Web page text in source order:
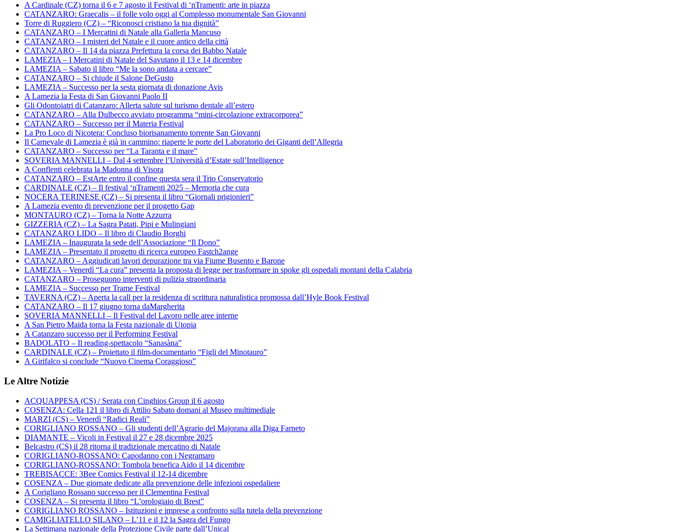
A Cardinale (CZ) torna il 6 e 7 agosto il Festival di ‘nTramenti: arte in piazza
CATANZARO: Graecalis – il folle volo oggi al Complesso monumentale San Giovanni
Torre di Ruggiero (CZ) – “Riconosci cristiano la tua dignità”
CATANZARO – I Mercatini di Natale alla Galleria Mancuso
CATANZARO – I misteri del Natale e il cuore antico della città
CATANZARO – Il 14 da piazza Prefettura la corsa dei Babbo Natale
LAMEZIA – I Mercatini di Natale del Savutano il 13 e 14 dicembre
LAMEZIA – Sabato il libro “Me la sono andata a cercare”
CATANZARO – Si chiude il Salone DeGusto
LAMEZIA – Successo per la sesta giornata di donazione Avis
A Lamezia la Festa di San Giovanni Paolo II
Gli Odontoiatri di Catanzaro: Allerta salute sul turismo dentale all’estero
CATANZARO – Alla Dulbecco avviato programma “mini-circolazione extracorporea”
CATANZARO – Successo per il Materia Festival
La Pro Loco di Nicotera: Concluso biorisanamento torrente San Giovanni
Il Carnevale di Lamezia è già in cammino: riaperte le porte del Laboratorio dei Giganti dell’Allegria
CATANZARO – Successo per “La Taranta e il mare”
SOVERIA MANNELLI – Dal 4 settembre l’Università d’Estate sull’Intelligence
A Conflenti celebrata la Madonna di Visora
CATANZARO – EstArte entro il confine questa sera il Trio Conservatorio
CARDINALE (CZ) – Il festival ‘nTramenti 2025 – Memoria che cura
NOCERA TERINESE (CZ) – Si presenta il libro “Giornali prigionieri”
A Lamezia evento di prevenzione per il progetto Gap
MONTAURO (CZ) – Torna la Notte Azzurra
GIZZERIA (CZ) – La Sagra Patati, Pipi e Mulingiani
CATANZARO LIDO – Il libro di Claudio Borghi
LAMEZIA – Inaugurata la sede dell’Associazione “Il Dono”
LAMEZIA – Presentato il progetto di ricerca europeo Fastch2ange
CATANZARO – Aggiudicati lavori depurazione tra via Fiume Busento e Barone
LAMEZIA – Venerdì “La cura” presenta la proposta di legge per trasformare in spoke gli ospedali montani della Calabria
CATANZARO – Proseguono interventi di pulizia straordinaria
LAMEZIA – Successo per Trame Festival
TAVERNA (CZ) – Aperta la call per la residenza di scrittura naturalistica promossa dall’Hyle Book Festival
CATANZARO – Il 17 giugno torna daMargherita
SOVERIA MANNELLI – Il Festival del Lavoro nelle aree interne
A San Pietro Maida torna la Festa nazionale di Utopia
A Catanzaro successo per il Performing Festival
BADOLATO – Il reading-spettacolo “Sanasàna”
CARDINALE (CZ) – Proiettato il film-documentario “Figli del Minotauro”
A Girifalco si conclude “Nuovo Cinema Coraggioso”
Le Altre Notizie
ACQUAPPESA (CS) / Serata con Cinghios Group il 6 agosto
COSENZA: Cella 121 il libro di Attilio Sabato domani al Museo multimediale
MARZI (CS) – Venerdì “Radici Reali”
CORIGLIANO ROSSANO – Gli studenti dell’Agrario del Majorana alla Diga Farneto
DIAMANTE – Vicoli in Festival il 27 e 28 dicembre 2025
Belcastro (CS) il 28 ritorna il tradizionale mercatino di Natale
CORIGLIANO-ROSSANO: Capodanno con i Negramaro
CORIGLIANO-ROSSANO: Tombola benefica Aido il 14 dicembre
TREBISACCE: 3Bee Comics Festival il 12-14 dicembre
COSENZA – Due giornate dedicate alla prevenzione delle infezioni ospedaliere
A Corigliano Rossano successo per il Clementina Festival
COSENZA – Si presenta il libro “L’orologiaio di Brest”
CORIGLIANO ROSSANO – Istituzioni e imprese a confronto sulla tutela della prevenzione
CAMIGLIATELLO SILANO – L’11 e il 12 la Sagra del Fungo
La Settimana nazionale della Protezione Civile parte dall’Unical